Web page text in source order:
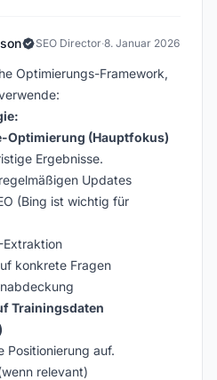
SEO Director·8. Januar 2026
Optimierungs-Framework,
Optimierung (Hauptfokus)
Ergebnisse.
Updates
(Bing ist wichtig für
Extraktion
konkrete Fragen
Trainingsdaten
Positionierung auf.
relevant)